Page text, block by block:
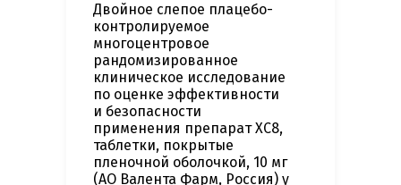
Двойное слепое плацебо-
контролируемое
многоцентровое
рандомизированное
клиническое исследование
по оценке эффективности
и безопасности
применения препарат ХС8,
таблетки, покрытые
пленочной оболочкой, 10 мг
(АО Валента Фарм, Россия) у